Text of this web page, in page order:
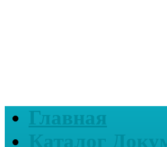
Главная
Каталог